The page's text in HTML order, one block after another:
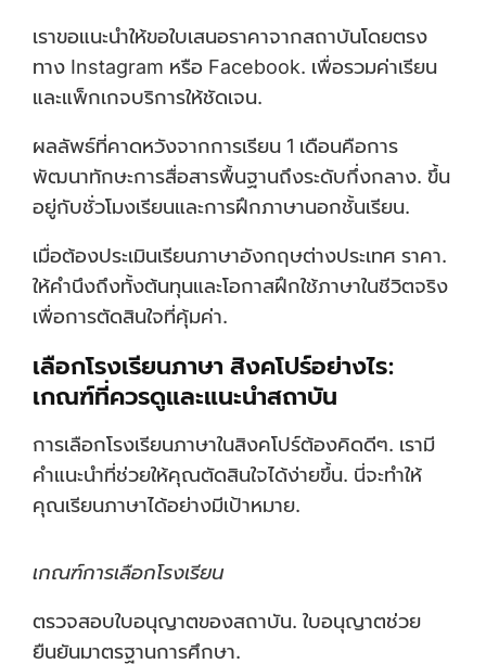
เราขอแนะนำให้ขอใบเสนอราคาจากสถาบันโดยตรง
ทาง Instagram หรือ Facebook. เพื่อรวมค่าเรียน
และแพ็กเกจบริการให้ชัดเจน.
ผลลัพธ์ที่คาดหวังจากการเรียน 1 เดือนคือการ
พัฒนาทักษะการสื่อสารพื้นฐานถึงระดับกึ่งกลาง. ขึ้น
อยู่กับชั่วโมงเรียนและการฝึกภาษานอกชั้นเรียน.
เมื่อต้องประเมินเรียนภาษาอังกฤษต่างประเทศ ราคา.
ให้คำนึงถึงทั้งต้นทุนและโอกาสฝึกใช้ภาษาในชีวิตจริง
เพื่อการตัดสินใจที่คุ้มค่า.
เลือกโรงเรียนภาษา สิงคโปร์อย่างไร:
เกณฑ์ที่ควรดูและแนะนำสถาบัน
การเลือกโรงเรียนภาษาในสิงคโปร์ต้องคิดดีๆ. เรามี
คำแนะนำที่ช่วยให้คุณตัดสินใจได้ง่ายขึ้น. นี่จะทำให้
คุณเรียนภาษาได้อย่างมีเป้าหมาย.
เกณฑ์การเลือกโรงเรียน
ตรวจสอบใบอนุญาตของสถาบัน. ใบอนุญาตช่วย
ยืนยันมาตรฐานการศึกษา.